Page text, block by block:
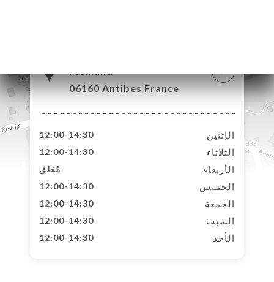
Meilland
06160 Antibes France
الإثنين 12:00-14:30
الثلاثاء 12:00-14:30
الأربعاء مُغلق
الخميس 12:00-14:30
الجمعة 12:00-14:30
السبت 12:00-14:30
الأحد 12:00-14:30